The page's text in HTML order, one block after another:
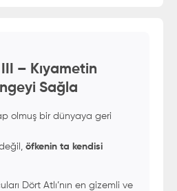
– Kıyametin
Sağla
olmuş bir dünyaya geri
öfkenin ta kendisi
Dört Atlı’nın en gizemli ve